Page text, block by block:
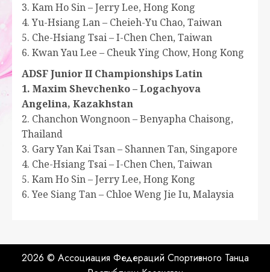
3. Kam Ho Sin – Jerry Lee, Hong Kong
4. Yu-Hsiang Lan – Cheieh-Yu Chao, Taiwan
5. Che-Hsiang Tsai – I-Chen Chen, Taiwan
6. Kwan Yau Lee – Cheuk Ying Chow, Hong Kong
ADSF Junior II Championships Latin
1. Maxim Shevchenko – Logachyova
Angelina, Kazakhstan
2. Chanchon Wongnoon – Benyapha Chaisong,
Thailand
3. Gary Yan Kai Tsan – Shannen Tan, Singapore
4. Che-Hsiang Tsai – I-Chen Chen, Taiwan
5. Kam Ho Sin – Jerry Lee, Hong Kong
6. Yee Siang Tan – Chloe Weng Jie Iu, Malaysia
2026 © Ассоциация Федераций Спортивного Танца